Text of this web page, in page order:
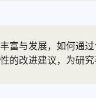
与发展，如何通
的改进建议，为研究